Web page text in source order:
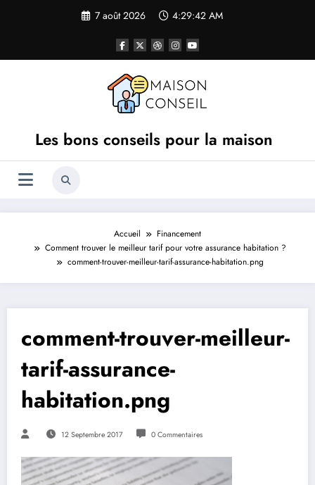
7 août 2026 4:29:42 AM
Les bons conseils pour la maison
Accueil
Financement
Comment trouver le meilleur tarif pour votre assurance habitation ?
comment-trouver-meilleur-tarif-assurance-habitation.png
comment-trouver-meilleur-
tarif-assurance-
habitation.png
12 Septembre 2017 0 Commentaires